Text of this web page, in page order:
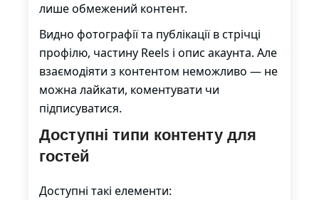
лише обмежений контент.
Видно фотографії та публікації в стрічці
профілю, частину Reels і опис акаунта. Але
взаємодіяти з контентом неможливо — не
можна лайкати, коментувати чи
підписуватися.
Доступні типи контенту для
гостей
Доступні такі елементи: